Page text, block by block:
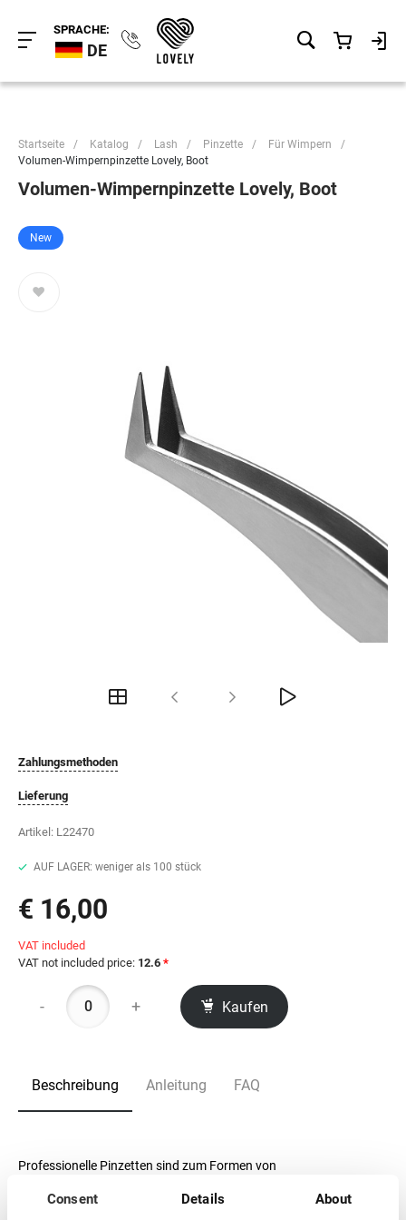
Consent Details About
SPRACHE:
DE
Startseite / Katalog / Lash / Pinzette / Für Wimpern
/
Volumen-Wimpernpinzette Lovely, Boot
Volumen-Wimpernpinzette Lovely, Boot
New
Zahlungsmethoden
Lieferung
Artikel: L22470
AUF LAGER: weniger als 100 stück
€ 16,00
VAT included
VAT not included price: 12.6 *
- + Kaufen
Beschreibung Anleitung FAQ
Professionelle Pinzetten sind zum Formen von